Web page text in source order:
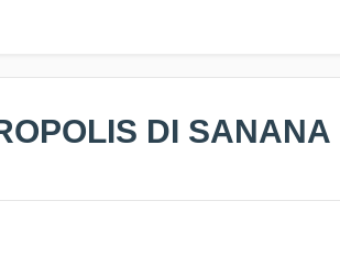
DI SANANA